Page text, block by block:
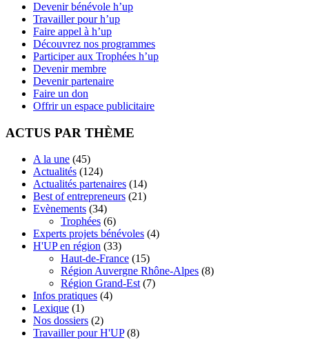
Devenir bénévole h’up
Travailler pour h’up
Faire appel à h’up
Découvrez nos programmes
Participer aux Trophées h’up
Devenir membre
Devenir partenaire
Faire un don
Offrir un espace publicitaire
ACTUS PAR THÈME
A la une (45)
Actualités (124)
Actualités partenaires (14)
Best of entrepreneurs (21)
Evènements (34)
Trophées (6)
Experts projets bénévoles (4)
H'UP en région (33)
Haut-de-France (15)
Région Auvergne Rhône-Alpes (8)
Région Grand-Est(7)
Infos pratiques (4)
Lexique (1)
Nos dossiers (2)
Travailler pour H'UP(8)